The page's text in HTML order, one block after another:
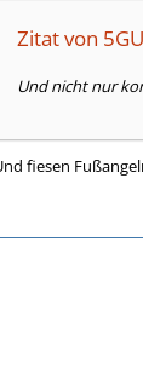
Zitat von
Und nicht nur
fiesen